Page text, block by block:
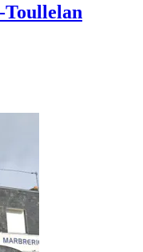
Toullelan